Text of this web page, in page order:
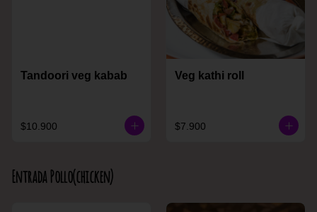
Tandoori veg kabab
$10.900
Veg kathi roll
$7.900
Entrada Pollo(chicken)